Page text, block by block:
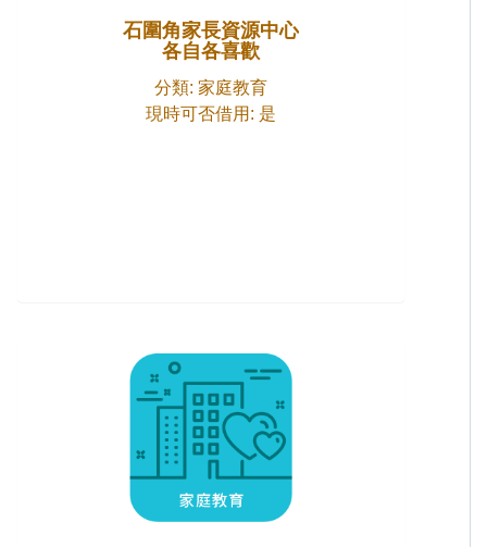
石圍角家長資源中心
各自各喜歡
分類: 家庭教育
現時可否借用: 是